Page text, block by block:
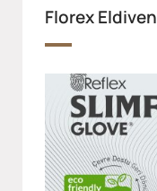
Florex Eldiven